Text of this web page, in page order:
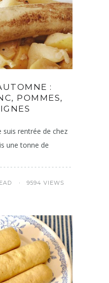
:
POMMES,
suis rentrée de chez
une tonne de
9594 VIEWS